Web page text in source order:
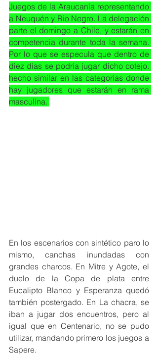
Juegos de la Araucanía representando
a Neuquén y Rio Negro. La delegación
parte el domingo a Chile, y estarán en
competencia durante toda la semana.
Por lo que se especula que dentro de
diez días se podría jugar dicho cotejo.
hecho similar en las categorías donde
hay jugadores que estarán en rama
masculina.
En los escenarios con sintético paro lo
mismo, canchas inundadas con
grandes charcos. En Mitre y Agote, el
duelo de la Copa de plata entre
Eucalipto Blanco y Esperanza quedó
también postergado. En La chacra, se
iban a jugar dos encuentros, pero al
igual que en Centenario, no se pudo
utilizar, mandando primero los juegos a
Sapere.